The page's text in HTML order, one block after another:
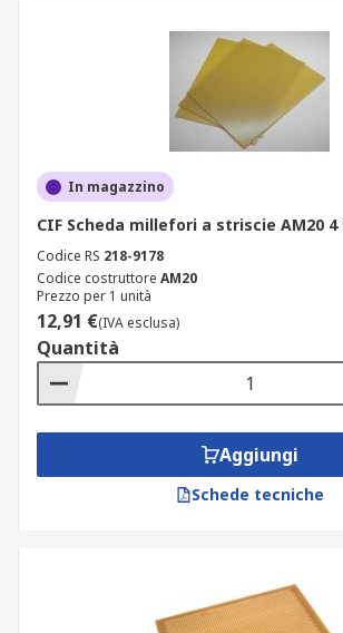
In magazzino
CIF Scheda millefori a striscie AM20 4
Codice RS 218-9178
Codice costruttore AM20
Prezzo per 1 unità
12,91 €(IVA esclusa)
Quantità
Aggiungi
Schede tecniche